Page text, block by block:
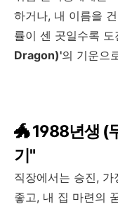
하거나, 내 이름을
률이 센 곳일수록
Dragon)'의 기운으
🐲 1988년생 (
기"
직장에서는 승진,
좋고, 내 집 마련의